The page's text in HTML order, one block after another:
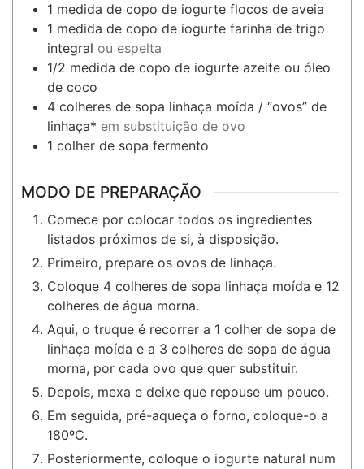
1 medida de copo de iogurte flocos de aveia
1 medida de copo de iogurte farinha de trigo
integral ou espelta
1/2 medida de copo de iogurte azeite ou óleo
de coco
4 colheres de sopa linhaça moída / “ovos” de
linhaça* em substituição de ovo
1 colher de sopa fermento
MODO DE PREPARAÇÃO
Comece por colocar todos os ingredientes
listados próximos de si, à disposição.
Primeiro, prepare os ovos de linhaça.
Coloque 4 colheres de sopa linhaça moída e 12
colheres de água morna.
Aqui, o truque é recorrer a 1 colher de sopa de
linhaça moída e a 3 colheres de sopa de água
morna, por cada ovo que quer substituir.
Depois, mexa e deixe que repouse um pouco.
Em seguida, pré-aqueça o forno, coloque-o a
180ºC.
Posteriormente, coloque o iogurte natural num